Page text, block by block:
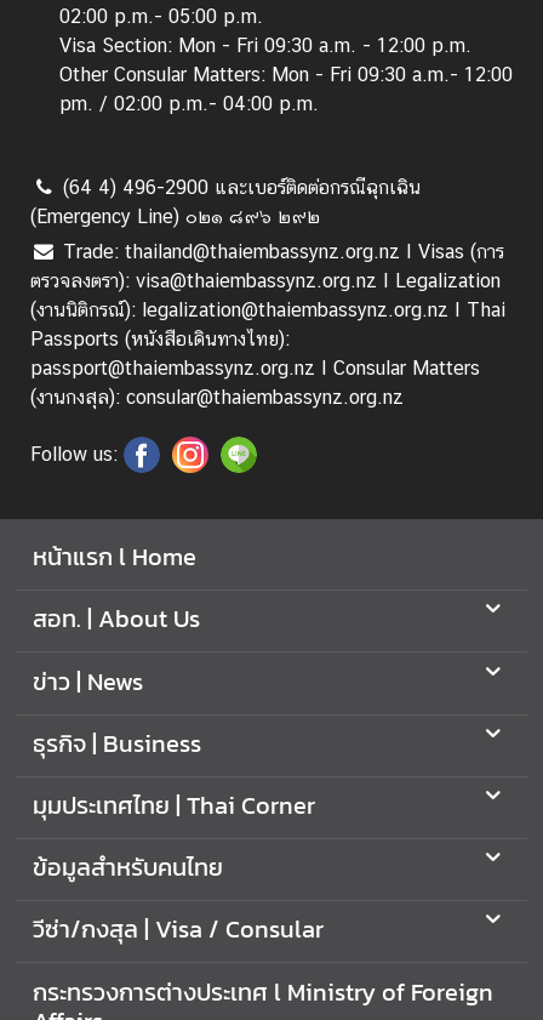
02:00 p.m.- 05:00 p.m.
Visa Section: Mon - Fri 09:30 a.m. - 12:00 p.m.
Other Consular Matters: Mon - Fri 09:30 a.m.- 12:00
pm. / 02:00 p.m.- 04:00 p.m.
(64 4) 496-2900 และเบอร์ติดต่อกรณีฉุกเฉิน
(Emergency Line) ๐๒๑ ๘๙๖ ๒๙๒
Trade: thailand@thaiembassynz.org.nz I Visas (การ
ตรวจลงตรา): visa@thaiembassynz.org.nz I Legalization
(งานนิติกรณ์): legalization@thaiembassynz.org.nz I Thai
Passports (หนังสือเดินทางไทย):
passport@thaiembassynz.org.nz I Consular Matters
(งานกงสุล): consular@thaiembassynz.org.nz
Follow us:
หน้าแรก l Home
สอท. | About Us
ข่าว | News
ธุรกิจ | Business
มุมประเทศไทย | Thai Corner
ข้อมูลสำหรับคนไทย
วีซ่า/กงสุล | Visa / Consular
กระทรวงการต่างประเทศ l Ministry of Foreign